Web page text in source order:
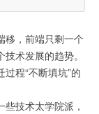
移，前端只剩一个
术发展的趋势。
程“不断填坑”的
技术太学院派，